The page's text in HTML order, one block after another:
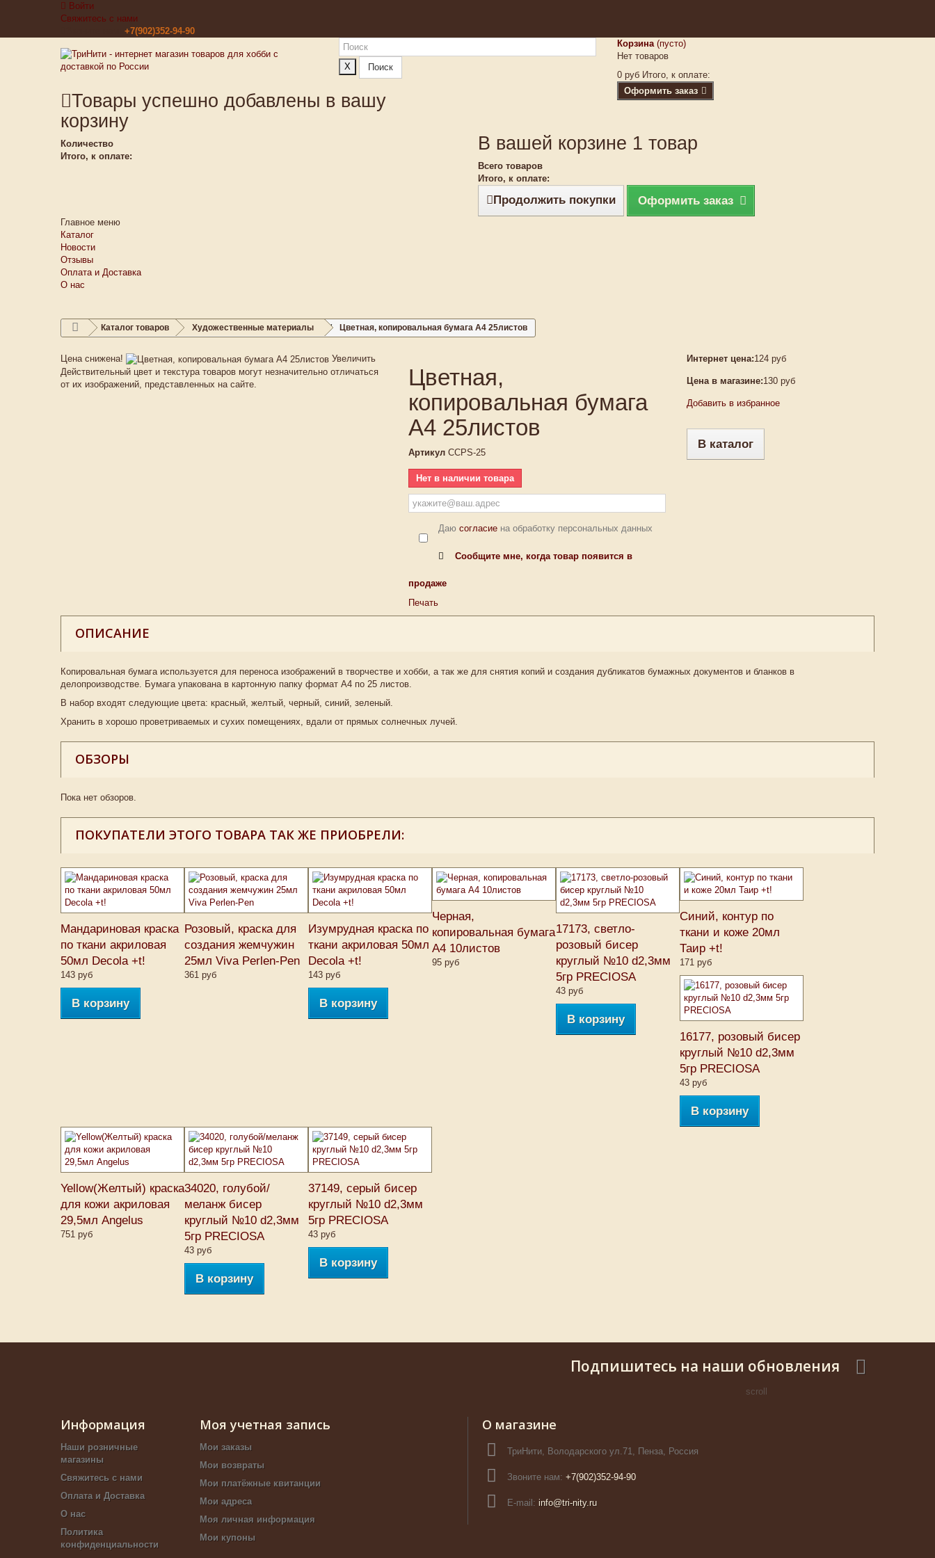
Войти
Свяжитесь с нами
+7(902)352-94-90
X Поиск
Корзина (пусто)
Нет товаров
0 руб Итого, к оплате:
Оформить заказ
Товары успешно добавлены в вашу
корзину
Количество
Итого, к оплате:
В вашей корзине 1 товар
Всего товаров
Итого, к оплате:
Продолжить покупки Оформить заказ
Главное меню
Каталог
Новости
Отзывы
Оплата и Доставка
О нас
Каталог товаров Художественные материалы Цветная, копировальная бумага А4 25листов
Цена снижена!
Увеличить
Действительный цвет и текстура товаров могут незначительно отличаться
от их изображений, представленных на сайте.
Цветная,
копировальная бумага
А4 25листов
Артикул CCPS-25
Нет в наличии товара
Даю согласие на обработку персональных данных
Сообщите мне, когда товар появится в
продаже
Печать
Интернет цена:124 руб
Цена в магазине:130 руб
Добавить в избранное
В каталог
ОПИСАНИЕ
Копировальная бумага используется для переноса изображений в творчестве и хобби, а так же для снятия копий и создания дубликатов бумажных документов и бланков в
делопроизводстве. Бумага упакована в картонную папку формат А4 по 25 листов.
В набор входят следующие цвета: красный, желтый, черный, синий, зеленый.
Хранить в хорошо проветриваемых и сухих помещениях, вдали от прямых солнечных лучей.
ОБЗОРЫ
Пока нет обзоров.
ПОКУПАТЕЛИ ЭТОГО ТОВАРА ТАК ЖЕ ПРИОБРЕЛИ:
Мандариновая краска
по ткани акриловая
50мл Decola +t!
143 руб
В корзину
Розовый, краска для
создания жемчужин
25мл Viva Perlen-Pen
361 руб
Изумрудная краска по
ткани акриловая 50мл
Decola +t!
143 руб
В корзину
Черная,
копировальная бумага
А4 10листов
95 руб
17173, светло-
розовый бисер
круглый №10 d2,3мм
5гр PRECIOSA
43 руб
В корзину
Синий, контур по
ткани и коже 20мл
Таир +t!
171 руб
16177, розовый бисер
круглый №10 d2,3мм
5гр PRECIOSA
43 руб
В корзину
Yellow(Желтый) краска
для кожи акриловая
29,5мл Angelus
751 руб
34020, голубой/
меланж бисер
круглый №10 d2,3мм
5гр PRECIOSA
43 руб
В корзину
37149, серый бисер
круглый №10 d2,3мм
5гр PRECIOSA
43 руб
В корзину
Подпишитесь на наши обновления
Информация
Наши розничные
магазины
Свяжитесь с нами
Оплата и Доставка
О нас
Политика
конфиденциальности
Моя учетная запись
Мои заказы
Мои возвраты
Мои платёжные квитанции
Мои адреса
Моя личная информация
Мои купоны
О магазине
ТриНити, Володарского ул.71, Пенза, Россия
Звоните нам: +7(902)352-94-90
E-mail: info@tri-nity.ru
scroll